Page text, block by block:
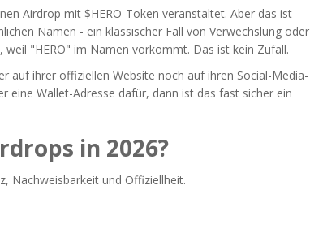
Airdrop mit $HERO-Token veranstaltet. Aber das ist
Namen - ein klassischer Fall von Verwechslung oder
weil "HERO" im Namen vorkommt. Das ist kein Zufall.
auf ihrer offiziellen Website noch auf ihren Social-Media-
eine Wallet-Adresse dafür, dann ist das fast sicher ein
in 2026?
Nachweisbarkeit und Offiziellheit.